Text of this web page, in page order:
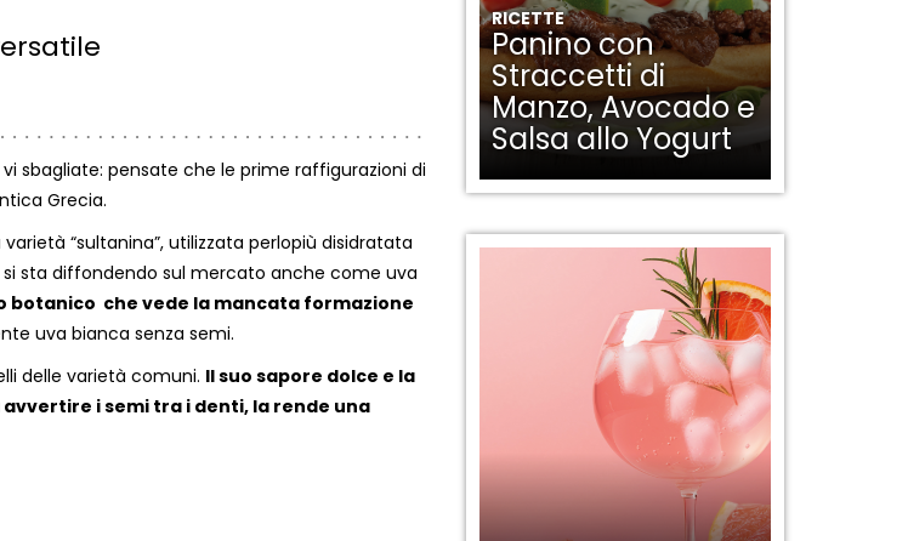
sbagliate: pensate che le prime raffigurazioni di
Grecia.
“sultanina”, utilizzata perlopiù disidratata
sta diffondendo sul mercato anche come uva
botanico che vede la mancata formazione
uva bianca senza semi.
delle varietà comuni. Il suo sapore dolce e la
i semi tra i denti, la rende una
RICETTE
Panino con
Straccetti di
Manzo, Avocado e
Salsa allo Yogurt